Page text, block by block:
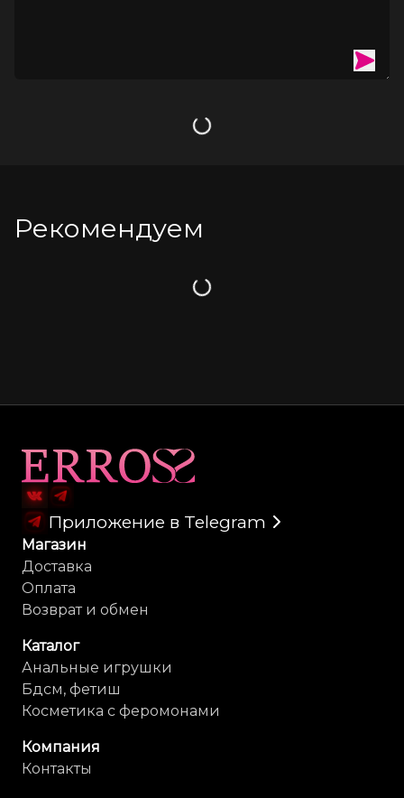
Загрузка
Рекомендуем
Загрузка
Приложение в Telegram
Магазин
Доставка
Оплата
Возврат и обмен
Каталог
Анальные игрушки
Бдсм, фетиш
Косметика с феромонами
Компания
Контакты
Карта сайта